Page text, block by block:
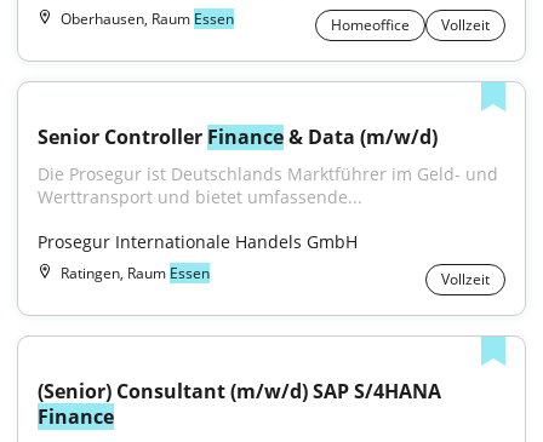
Oberhausen, Raum Essen Homeoffice Vollzeit
Senior Controller Finance & Data (m/w/d)
Die Prosegur ist Deutschlands Marktführer im Geld- und
Werttransport und bietet umfassende...
Prosegur Internationale Handels GmbH
Ratingen, Raum Essen Vollzeit
Finance